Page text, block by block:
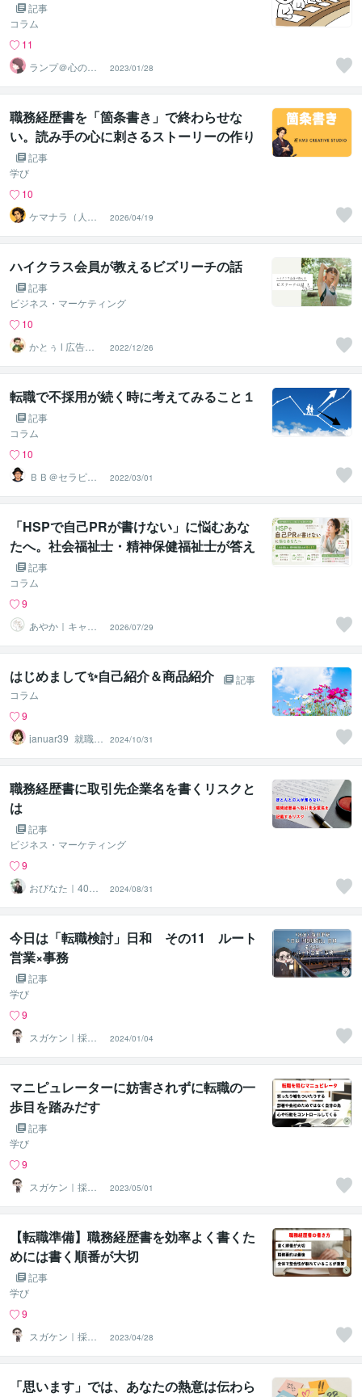
記事
コラム
11
ランプ＠心のお
悩み解決専門家
2023/01/28
職務経歴書を「箇条書き」で終わらせな
い。読み手の心に刺さるストーリーの作り
方 記事
学び
10
ケマナラ（人
事・採用コンサ
ルタント）
2026/04/19
ハイクラス会員が教えるビズリーチの話
記事
ビジネス・マーケティング
10
かとぅ l 広告業
界の転職
2022/12/26
転職で不採用が続く時に考えてみること１
記事
コラム
10
ＢＢ＠セラピス
ト☆キャリアコ
ンサル
2022/03/01
「HSPで自己PRが書けない」に悩むあな
たへ。社会福祉士・精神保健福祉士が答え
ます記事
コラム
9
あやか｜キャリ
アと自己理解コ
ーチ
2026/07/29
はじめまして✨️自己紹介＆商品紹介
記事
コラム
9
januar39_就職・
転職サポート
2024/10/31
職務経歴書に取引先企業名を書くリスクと
は
記事
ビジネス・マーケティング
9
おびなた｜40
代・50代の就活
サポーター
2024/08/31
今日は「転職検討」日和 その11 ルート
営業×事務
記事
学び
9
スガケン｜採用
者の心をがっち
り掴む転職術
2024/01/04
マニピュレーターに妨害されずに転職の一
歩目を踏みだす
記事
学び
9
スガケン｜採用
者の心をがっち
り掴む転職術
2023/05/01
【転職準備】職務経歴書を効率よく書くた
めには書く順番が大切
記事
学び
9
スガケン｜採用
者の心をがっち
り掴む転職術
2023/04/28
「思います」では、あなたの熱意は伝わら